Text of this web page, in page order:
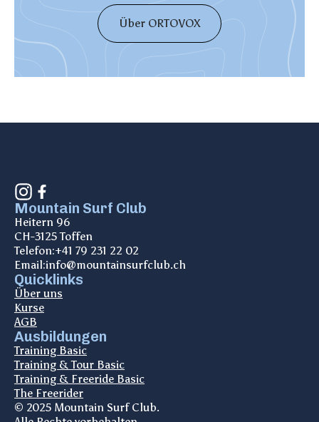
Safety Kurs buchen
Ü
Ü
ber ORTOVO
O
X
X
Mountain Surf Club
Heitern 96
CH-3125 Toffen
Telefon:+41 79 231 22 02
Email:info@mountainsurfclub.ch
Quicklinks
Über uns
Kurse
AGB
Ausbildungen
Training Basic
Training & Tour Basic
Training & Freeride Basic
The Freerider
© 2025 Mountain Surf Club.